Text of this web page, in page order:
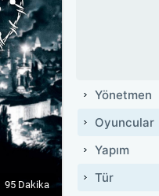
95 Dakika
Yönetmen
Oyuncular
Yapım
Tür